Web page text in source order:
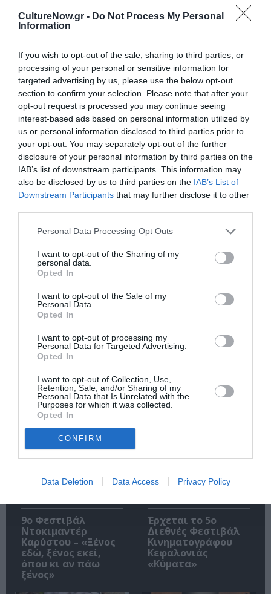
CultureNow.gr - Do Not Process My Personal
Information
If you wish to opt-out of the sale, sharing to third parties, or
processing of your personal or sensitive information for
targeted advertising by us, please use the below opt-out
section to confirm your selection. Please note that after your
opt-out request is processed you may continue seeing
interest-based ads based on personal information utilized by
us or personal information disclosed to third parties prior to
your opt-out. You may separately opt-out of the further
disclosure of your personal information by third parties on the
IAB’s list of downstream participants. This information may
also be disclosed by us to third parties on the IAB’s List of
Downstream Participants that may further disclose it to other
Personal Data Processing Opt Outs
I want to opt-out of the Sharing of my
personal data.
Opted In
I want to opt-out of the Sale of my
Personal Data.
Opted In
I want to opt-out of processing my
Personal Data for Targeted Advertising.
Opted In
I want to opt-out of Collection, Use,
Retention, Sale, and/or Sharing of my
Personal Data that Is Unrelated with the
Purposes for which it was collected.
Opted In
CONFIRM
Data Deletion Data Access Privacy Policy
Δείτε όλα τα τελευταία νέα
για την Τέχνη και τον
Νέοι Διαγωνισμοί❯
Tags
ΔΩΡΕΑΝ ΕΚΔΗΛΩΣΕΙΣ
ΕΛΛΗΝΙΚΕΣ ΤΑΙΝΙΕΣ
ΚΙΝΗΜΑΤΟΓΡΑΦΙΚΑ ΦΕΣΤΙΒΑΛ
ΝΤΟΚΙΜΑΝΤΕΡ - ΙΣΤΟΡΙΚΕΣ ΤΑΙΝΙΕΣ
ΞΕΝΕΣ ΤΑΙΝΙΕΣ
ΠΑΙΔΙΚΟ ΣΙΝΕΜΑ - ΠΑΙΔΙΚΕΣ ΤΑΙΝΙΕΣ
Newsletter
Κάθε βδομάδα στο e-mail σας τα τελευταία νέα για
την Τέχνη και τον Πολιτισμό!
Ακολουθήστε το Culturenow.gr
9ο Φεστιβάλ
Ντοκιμαντέρ
Καρύστου – «Ξένος
εδώ, ξένος εκεί,
όπου κι αν πάω
ξένος»
Έρχεται το 5ο
Διεθνές Φεστιβάλ
Κινηματογράφου
Κεφαλονιάς
«Κύματα»